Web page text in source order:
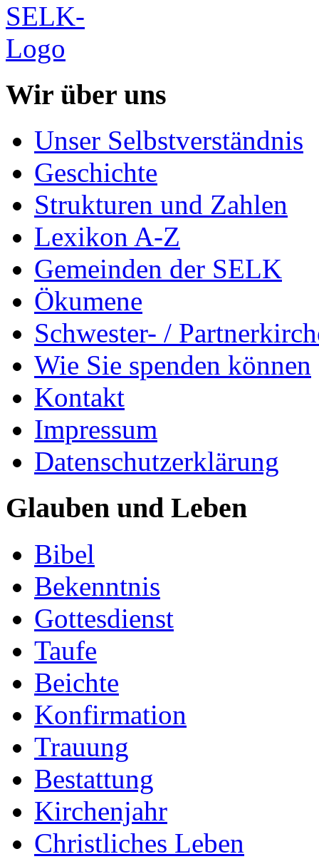
Wir über uns
Unser Selbstverständnis
Geschichte
Strukturen und Zahlen
Lexikon A-Z
Gemeinden der SELK
Ökumene
Schwester- /
Wie Sie spenden können
Kontakt
Impressum
Datenschutzerklärung
Glauben und Leben
Bibel
Bekenntnis
Gottesdienst
Taufe
Beichte
Konfirmation
Trauung
Bestattung
Kirchenjahr
Christliches Leben